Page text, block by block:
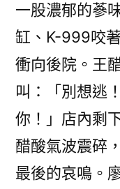
一股濃郁的蔘
缸、K-999咬
衝向後院。王
叫：「別想逃
你！」店內剩
醋酸氣波震碎
最後的哀鳴。